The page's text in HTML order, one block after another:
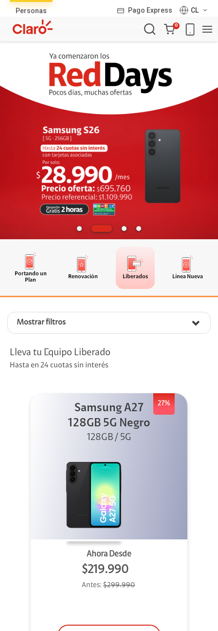
Personas Pago Express
CL
Carro
de
0
Portando un
Plan
Renovación Liberados Línea Nueva
Mostrar filtros
productos
Lleva tu Equipo Liberado
Hasta en 24 cuotas sin interés
27%
Samsung A27
128GB 5G Negro
128GB / 5G
Ahora Desde
$219.990
Antes: $299.990